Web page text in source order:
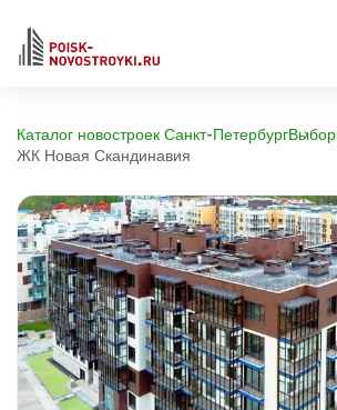
Каталог новостроек Санкт-Петербург
ЖК Новая Скандинавия